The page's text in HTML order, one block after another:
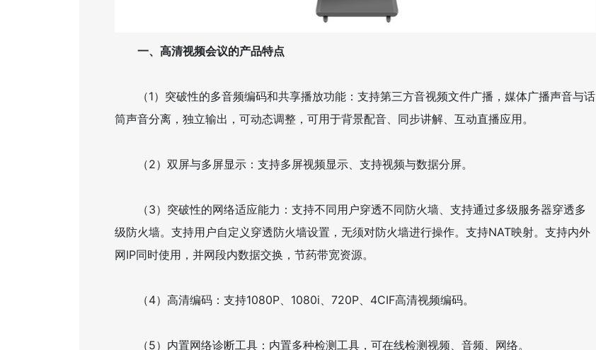
一、高清视频会议的产品特点
（1）突破性的多音频编码和共享播放功能：支持第三方音视频文件广播，媒体广播声音与话
筒声音分离，独立输出，可动态调整，可用于背景配音、同步讲解、互动直播应用。
（2）双屏与多屏显示：支持多屏视频显示、支持视频与数据分屏。
（3）突破性的网络适应能力：支持不同用户穿透不同防火墙、支持通过多级服务器穿透多
级防火墙。支持用户自定义穿透防火墙设置，无须对防火墙进行操作。支持NAT映射。支持内外
网IP同时使用，并网段内数据交换，节药带宽资源。
（4）高清编码：支持1080P、1080i、720P、4CIF高清视频编码。
（5）内置网络诊断工具：内置多种检测工具，可在线检测视频、音频、网络。